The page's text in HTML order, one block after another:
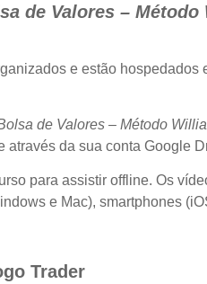
de Valores –
e estão
de Valores – Método
da sua conta Google
para assistir offline. Os
e Mac), smartphones
Trader